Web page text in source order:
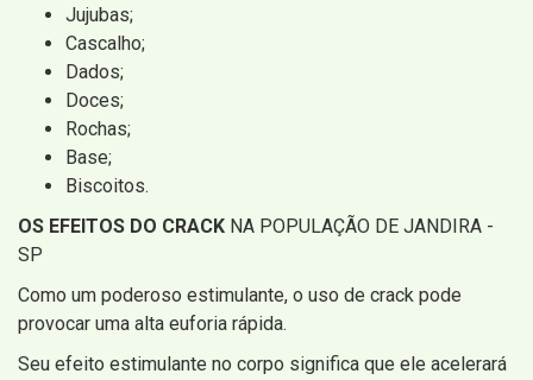
Jujubas;
Cascalho;
Dados;
Doces;
Rochas;
Base;
Biscoitos.
OS EFEITOS DO CRACK NA POPULAÇÃO DE JANDIRA -
SP
Como um poderoso estimulante, o uso de crack pode
provocar uma alta euforia rápida.
Seu efeito estimulante no corpo significa que ele acelerará